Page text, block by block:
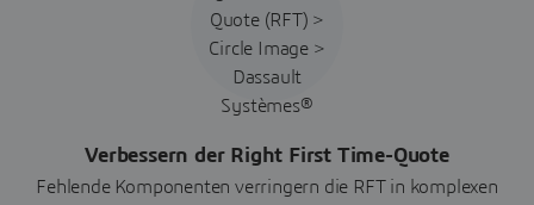
Verbessern der Right First Time-Quote
Fehlende Komponenten verringern die RFT in komplexen